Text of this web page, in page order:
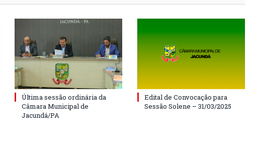
Última sessão ordinária da
Câmara Municipal de
Jacundá/PA
Edital de Convocação para
Sessão Solene – 31/03/2025